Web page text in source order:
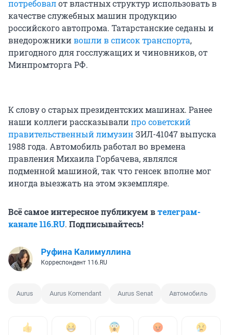
потребовалот властных структур использовать в
качестве служебных машин продукцию
российского автопрома. Татарстанские седаны и
внедорожникивошли в список транспорта,
пригодного для госслужащих и чиновников, от
Минпромторга РФ.
К слову о старых президентских машинах. Ранее
наши коллеги рассказывалипро советский
правительственный лимузинЗИЛ-41047 выпуска
1988 года. Автомобиль работал во времена
правления Михаила Горбачева, являлся
подменной машиной, так что генсек вполне мог
иногда выезжать на этом экземпляре.
Всё самое интересное публикуем втелеграм-
канале 116.RU. Подписывайтесь!
Руфина Калимуллина
Корреспондент 116.RU
Aurus Aurus Komendant Aurus Senat Автомобиль